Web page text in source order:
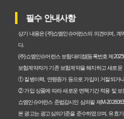
암보험비갱신형, 평생 고정
선택 기준
암보험 비갱신형, 왜 지금 선
정 끝내는 방법
갱신형 vs 비갱신형 암보험,
필수 안내사항
상기 내용은 (주)쇼엠인슈어런스의 의견이며,
다.
(주)쇼엠인슈어런스 보험대리점(등록번호 제
보험계약자가 기존 보험계약을 해지하고 새로
① 질병이력, 연령증가 등으로 가입이 거절되거
② 가입 상품에 따라 새로운 면책기간 적용 및
쇼엠인슈어런스 준법감시인 심의필 제M-
본 광고는 광고심의기준을 준수하였으며, 유효